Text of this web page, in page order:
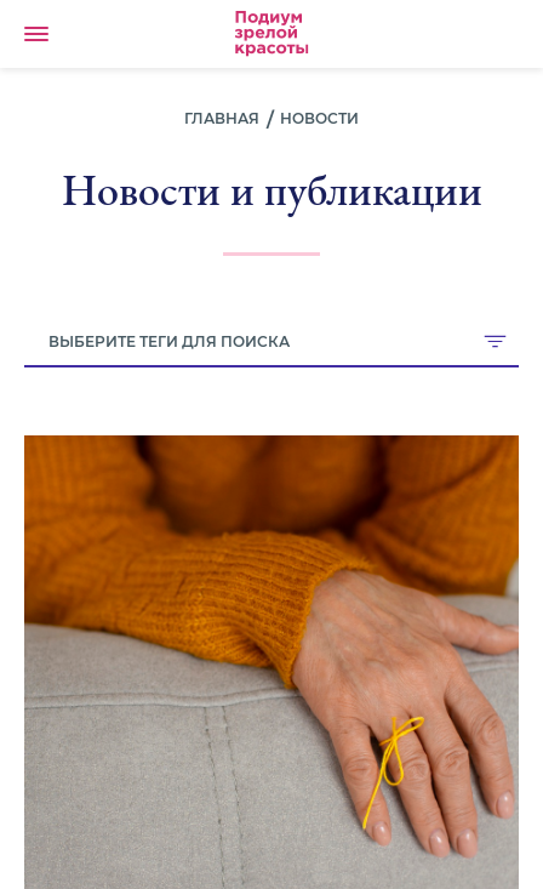
ГЛАВНАЯ НОВОСТИ
Новости и публикации
ВЫБЕРИТЕ ТЕГИ ДЛЯ ПОИСКА